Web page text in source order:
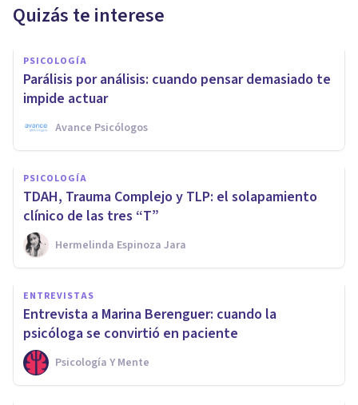
Quizás te interese
PSICOLOGÍA
Parálisis por análisis: cuando pensar demasiado te
impide actuar
Avance Psicólogos
PSICOLOGÍA
TDAH, Trauma Complejo y TLP: el solapamiento
clínico de las tres “T”
Hermelinda Espinoza Jara
ENTREVISTAS
Entrevista a Marina Berenguer: cuando la
psicóloga se convirtió en paciente
Psicología Y Mente